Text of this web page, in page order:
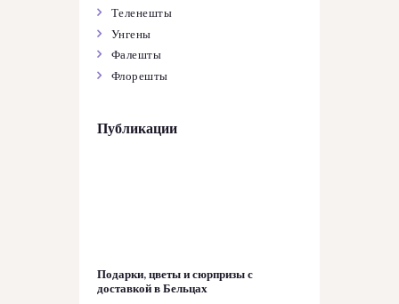
Теленешты
Унгены
Фалешты
Флорешты
Публикации
Подарки, цветы и сюрпризы с
доставкой в Бельцах